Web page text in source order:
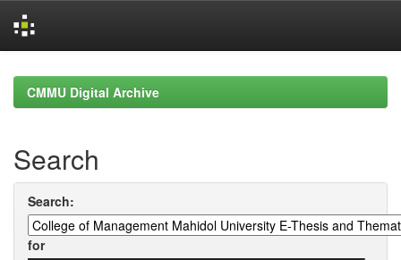
navigationCMMU Digital Archive
Search
Search:
for